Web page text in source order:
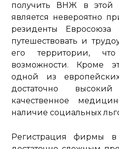
получить ВНЖ в этой
является невероятно
резиденты Евросоюза
путешествовать и
его территории,
возможности. Кроме
одной из
достаточно
качественное
наличие социальных
Регистрация фирмы в